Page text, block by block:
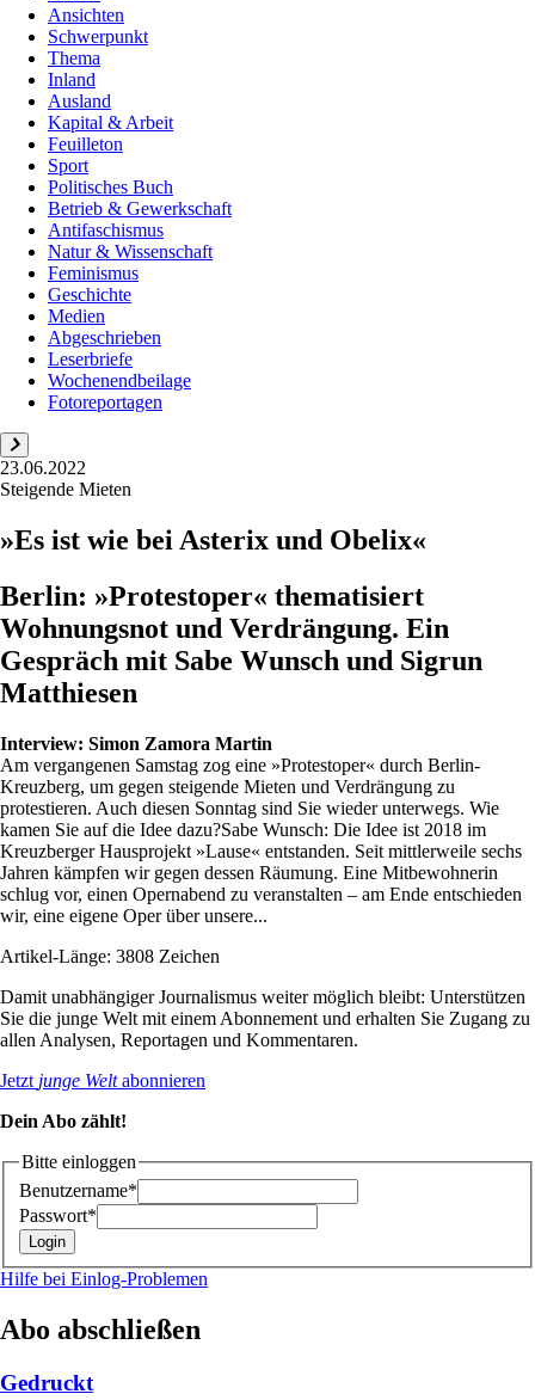
Ansichten
Schwerpunkt
Thema
Inland
Ausland
Kapital & Arbeit
Feuilleton
Sport
Politisches Buch
Betrieb & Gewerkschaft
Antifaschismus
Natur & Wissenschaft
Feminismus
Geschichte
Medien
Abgeschrieben
Leserbriefe
Wochenendbeilage
Fotoreportagen
23.06.2022
Steigende Mieten
»Es ist wie bei Asterix und Obelix«
Berlin: »Protestoper« thematisiert
Wohnungsnot und Verdrängung. Ein
Gespräch mit Sabe Wunsch und Sigrun
Matthiesen
Interview: Simon Zamora Martin
Am vergangenen Samstag zog eine »Protestoper« durch Berlin-
Kreuzberg, um gegen steigende Mieten und Verdrängung zu
protestieren. Auch diesen Sonntag sind Sie wieder unterwegs. Wie
kamen Sie auf die Idee dazu?Sabe Wunsch: Die Idee ist 2018 im
Kreuzberger Hausprojekt »Lause« entstanden. Seit mittlerweile sechs
Jahren kämpfen wir gegen dessen Räumung. Eine Mitbewohnerin
schlug vor, einen Opernabend zu veranstalten – am Ende entschieden
wir, eine eigene Oper über unsere...
Artikel-Länge: 3808 Zeichen
Damit unabhängiger Journalismus weiter möglich bleibt: Unterstützen
Sie die junge Welt mit einem Abonnement und erhalten Sie Zugang zu
allen Analysen, Reportagen und Kommentaren.
Jetzt junge Weltabonnieren
Dein Abo zählt!
Bitte einloggen
Benutzername*
Passwort*
Hilfe bei Einlog-Problemen
Abo abschließen
Gedruckt